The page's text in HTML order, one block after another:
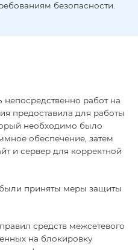
безопасности.
работ на
предоставила для работы
необходимо было
обеспечение, затем
и сервер для корректной
приняты меры защиты
средств межсетевого
на блокировку